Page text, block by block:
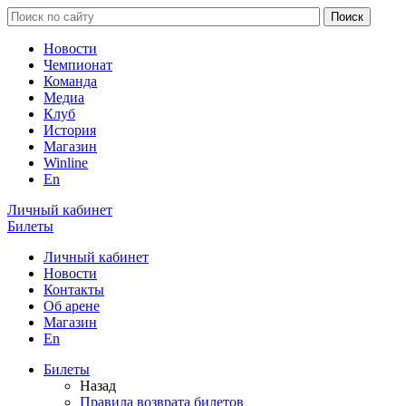
Новости
Чемпионат
Команда
Медиа
Клуб
История
Магазин
Winline
En
Личный кабинет
Билеты
Личный кабинет
Новости
Контакты
Об арене
Магазин
En
Билеты
Назад
Правила возврата билетов